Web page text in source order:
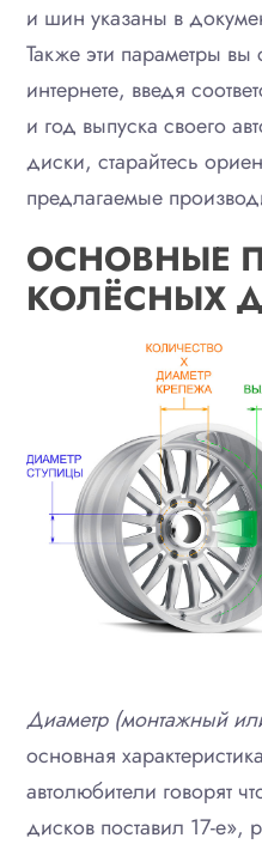
и шин указаны в
Также эти параметры вы
интернете, введя
и год выпуска своего
диски, старайтесь
предлагаемые
ОСНОВНЫЕ
КОЛЁСНЫХ
Диаметр (монтажный
основная
автолюбители говорят
дисков поставил 17-е»,